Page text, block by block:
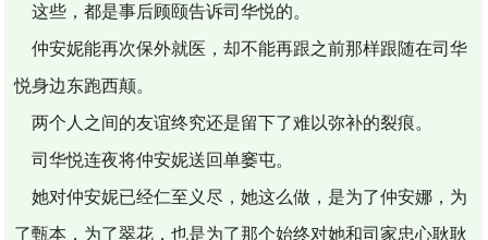
这些，都是事后顾颐告诉司华悦的。
仲安妮能再次保外就医，却不能再跟之前那样跟随在司华
悦身边东跑西颠。
两个人之间的友谊终究还是留下了难以弥补的裂痕。
司华悦连夜将仲安妮送回单窭屯。
她对仲安妮已经仁至义尽，她这么做，是为了仲安娜，为
了甄本，为了翠花，也是为了那个始终对她和司家忠心耿耿